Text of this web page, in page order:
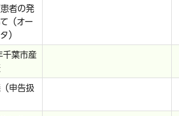
者の発
（オー
）
千葉市産
申告扱